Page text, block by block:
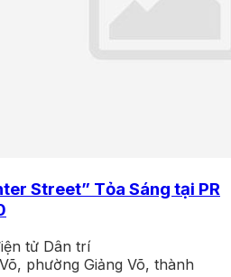
Street” Tỏa Sáng tại PR
tử Dân trí
phường Giảng Võ, thành